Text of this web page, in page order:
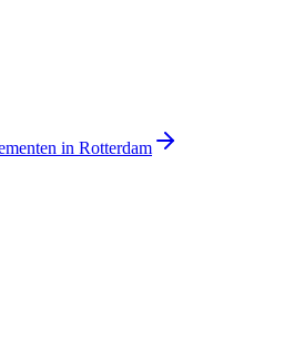
in Rotterdam